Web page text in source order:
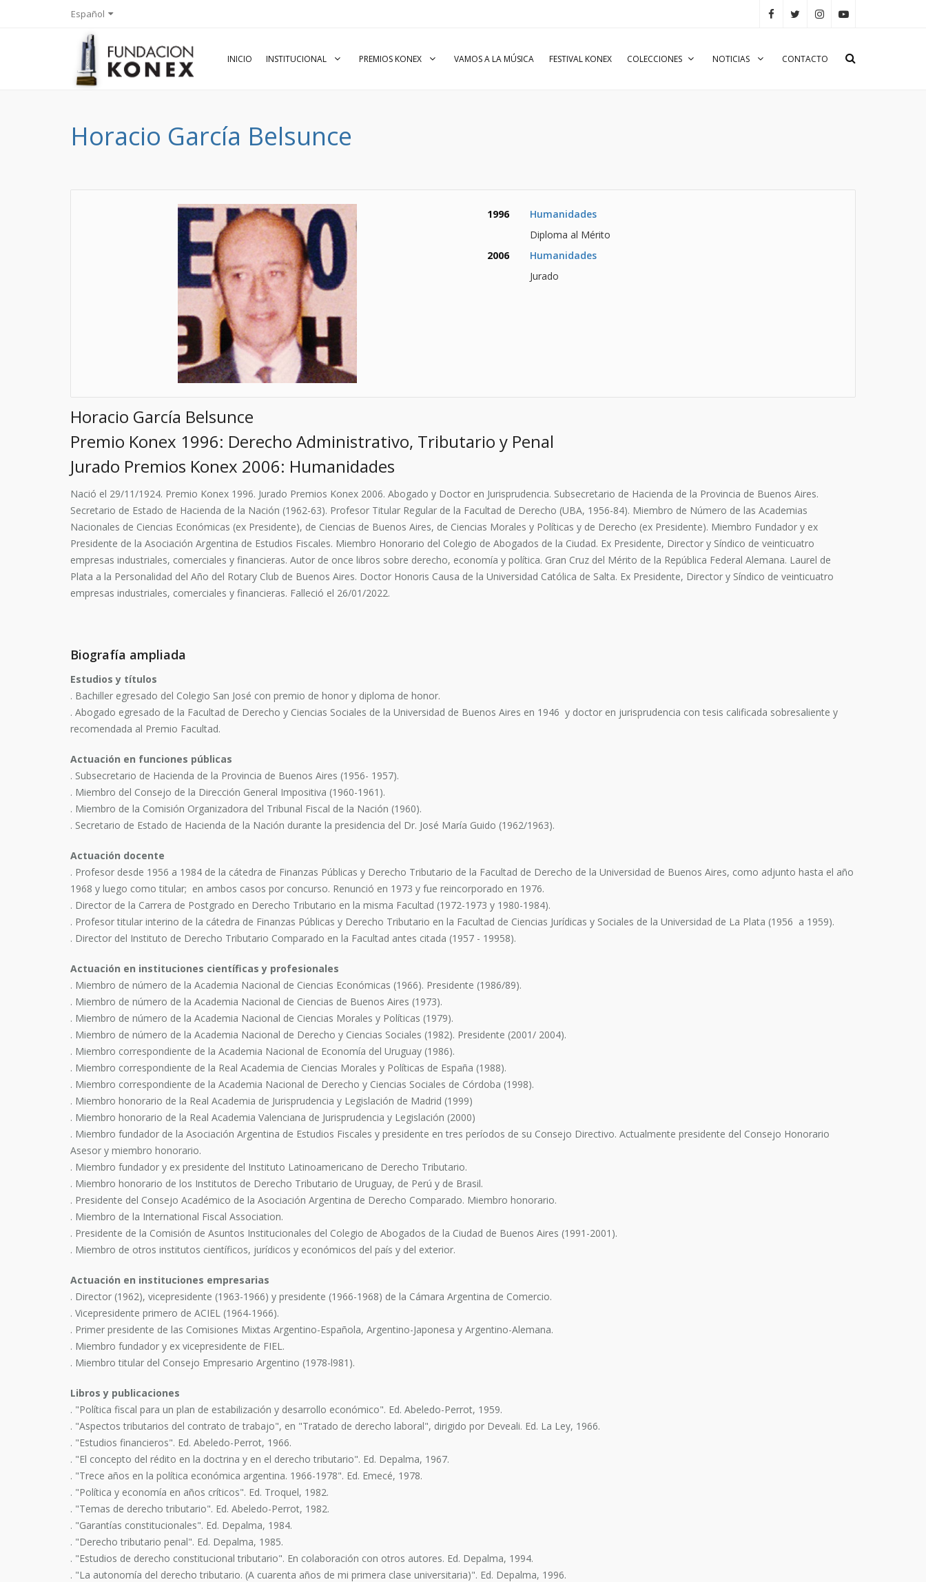
Español
INICIO INSTITUCIONAL PREMIOS KONEX VAMOS A LA MÚSICA FESTIVAL KONEX COLECCIONES NOTICIAS CONTACTO
Horacio García Belsunce
1996
Humanidades
Diploma al Mérito
2006
Humanidades
Jurado
Horacio García Belsunce
Premio Konex 1996: Derecho Administrativo, Tributario y Penal
Jurado Premios Konex 2006: Humanidades
Nació el 29/11/1924. Premio Konex 1996. Jurado Premios Konex 2006. Abogado y Doctor en Jurisprudencia. Subsecretario de Hacienda de la Provincia de Buenos Aires.
Secretario de Estado de Hacienda de la Nación (1962-63). Profesor Titular Regular de la Facultad de Derecho (UBA, 1956-84). Miembro de Número de las Academias
Nacionales de Ciencias Económicas (ex Presidente), de Ciencias de Buenos Aires, de Ciencias Morales y Políticas y de Derecho (ex Presidente). Miembro Fundador y ex
Presidente de la Asociación Argentina de Estudios Fiscales. Miembro Honorario del Colegio de Abogados de la Ciudad. Ex Presidente, Director y Síndico de veinticuatro
empresas industriales, comerciales y financieras. Autor de once libros sobre derecho, economía y política. Gran Cruz del Mérito de la República Federal Alemana. Laurel de
Plata a la Personalidad del Año del Rotary Club de Buenos Aires. Doctor Honoris Causa de la Universidad Católica de Salta. Ex Presidente, Director y Síndico de veinticuatro
empresas industriales, comerciales y financieras. Falleció el 26/01/2022.
Biografía ampliada
Estudios y títulos
. Bachiller egresado del Colegio San José con premio de honor y diploma de honor.
. Abogado egresado de la Facultad de Derecho y Ciencias Sociales de la Universidad de Buenos Aires en 1946 y doctor en jurisprudencia con tesis calificada sobresaliente y
recomendada al Premio Facultad.
Actuación en funciones públicas
. Subsecretario de Hacienda de la Provincia de Buenos Aires (1956- 1957).
. Miembro del Consejo de la Dirección General Impositiva (1960-1961).
. Miembro de la Comisión Organizadora del Tribunal Fiscal de la Nación (1960).
. Secretario de Estado de Hacienda de la Nación durante la presidencia del Dr. José María Guido (1962/1963).
Actuación docente
. Profesor desde 1956 a 1984 de la cátedra de Finanzas Públicas y Derecho Tributario de la Facultad de Derecho de la Universidad de Buenos Aires, como adjunto hasta el año
1968 y luego como titular; en ambos casos por concurso. Renunció en 1973 y fue reincorporado en 1976.
. Director de la Carrera de Postgrado en Derecho Tributario en la misma Facultad (1972-1973 y 1980-1984).
. Profesor titular interino de la cátedra de Finanzas Públicas y Derecho Tributario en la Facultad de Ciencias Jurídicas y Sociales de la Universidad de La Plata (1956 a 1959).
. Director del Instituto de Derecho Tributario Comparado en la Facultad antes citada (1957 - 19958).
Actuación en instituciones científicas y profesionales
. Miembro de número de la Academia Nacional de Ciencias Económicas (1966). Presidente (1986/89).
. Miembro de número de la Academia Nacional de Ciencias de Buenos Aires (1973).
. Miembro de número de la Academia Nacional de Ciencias Morales y Políticas (1979).
. Miembro de número de la Academia Nacional de Derecho y Ciencias Sociales (1982). Presidente (2001/ 2004).
. Miembro correspondiente de la Academia Nacional de Economía del Uruguay (1986).
. Miembro correspondiente de la Real Academia de Ciencias Morales y Políticas de España (1988).
. Miembro correspondiente de la Academia Nacional de Derecho y Ciencias Sociales de Córdoba (1998).
. Miembro honorario de la Real Academia de Jurisprudencia y Legislación de Madrid (1999)
. Miembro honorario de la Real Academia Valenciana de Jurisprudencia y Legislación (2000)
. Miembro fundador de la Asociación Argentina de Estudios Fiscales y presidente en tres períodos de su Consejo Directivo. Actualmente presidente del Consejo Honorario
Asesor y miembro honorario.
. Miembro fundador y ex presidente del Instituto Latinoamericano de Derecho Tributario.
. Miembro honorario de los Institutos de Derecho Tributario de Uruguay, de Perú y de Brasil.
. Presidente del Consejo Académico de la Asociación Argentina de Derecho Comparado. Miembro honorario.
. Miembro de la International Fiscal Association.
. Presidente de la Comisión de Asuntos Institucionales del Colegio de Abogados de la Ciudad de Buenos Aires (1991-2001).
. Miembro de otros institutos científicos, jurídicos y económicos del país y del exterior.
Actuación en instituciones empresarias
. Director (1962), vicepresidente (1963-1966) y presidente (1966-1968) de la Cámara Argentina de Comercio.
. Vicepresidente primero de ACIEL (1964-1966).
. Primer presidente de las Comisiones Mixtas Argentino-Española, Argentino-Japonesa y Argentino-Alemana.
. Miembro fundador y ex vicepresidente de FIEL.
. Miembro titular del Consejo Empresario Argentino (1978-l981).
Libros y publicaciones
. "Política fiscal para un plan de estabilización y desarrollo económico". Ed. Abeledo-Perrot, 1959.
. "Aspectos tributarios del contrato de trabajo", en "Tratado de derecho laboral", dirigido por Deveali. Ed. La Ley, 1966.
. "Estudios financieros". Ed. Abeledo-Perrot, 1966.
. "El concepto del rédito en la doctrina y en el derecho tributario". Ed. Depalma, 1967.
. "Trece años en la política económica argentina. 1966-1978". Ed. Emecé, 1978.
. "Política y economía en años críticos". Ed. Troquel, 1982.
. "Temas de derecho tributario". Ed. Abeledo-Perrot, 1982.
. "Garantías constitucionales". Ed. Depalma, 1984.
. "Derecho tributario penal". Ed. Depalma, 1985.
. "Estudios de derecho constitucional tributario". En colaboración con otros autores. Ed. Depalma, 1994.
. "La autonomía del derecho tributario. (A cuarenta años de mi primera clase universitaria)". Ed. Depalma, 1996.